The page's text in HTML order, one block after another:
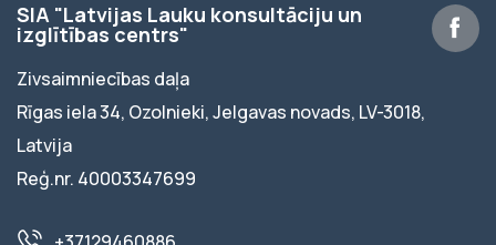
SIA "Latvijas Lauku konsultāciju un
izglītības centrs"
Zivsaimniecības daļa
Rīgas iela 34, Ozolnieki, Jelgavas novads, LV-3018,
Latvija
Reģ.nr. 40003347699